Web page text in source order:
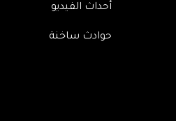
أحداث الفيديو
حوادث ساخنة